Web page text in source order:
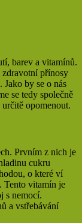
barev a vitamínů.
zdravotní přínosy
by se o nás
se tedy společně
opomenout.
Prvním z nich je
cukru
o které ví
Tento vitamín je
s nemocí.
a vstřebávání